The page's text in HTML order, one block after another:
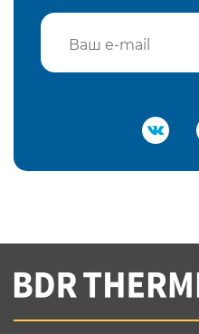
Подтвердить e-mail
Вы соглашаетесь с
конфеденциальности